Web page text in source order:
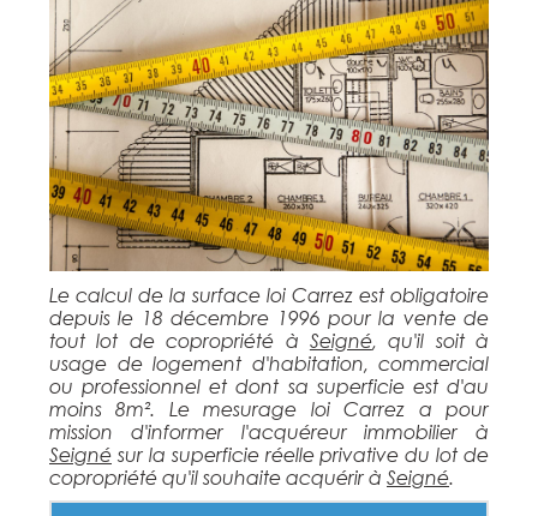
Le calcul de la surface loi Carrez est obligatoire
depuis le 18 décembre 1996 pour la vente de
tout lot de copropriété à Seigné, qu'il soit à
usage de logement d'habitation, commercial
ou professionnel et dont sa superficie est d'au
moins 8m². Le mesurage loi Carrez a pour
mission d'informer l'acquéreur immobilier à
Seigné sur la superficie réelle privative du lot de
copropriété qu'il souhaite acquérir à Seigné.